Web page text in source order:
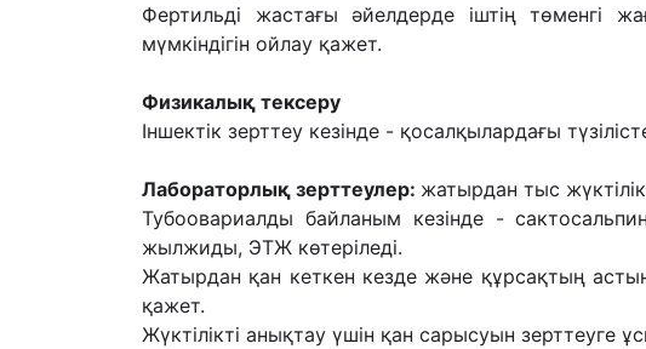
Фертильді жастағы әйелдерде іштің төменгі
мүмкіндігін ойлау қажет.
Физикалық тексеру
Іншектік зерттеу кезінде - қосалқылардағы
Лабораторлық зерттеулер: жатырдан тыс жүктілік
Тубоовариалды байланым кезінде -
жылжиды, ЭТЖ көтеріледі.
Жатырдан қан кеткен кезде және құрсақтың
қажет.
Жүктілікті анықтау үшін қан сарысуын зерттеуге